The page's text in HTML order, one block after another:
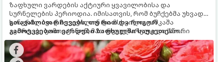
ზაფხული ვარდების აქტიური ყვავილობისა და
სურნელების პერიოდია. იმისათვის, რომ ბუჩქებმა უხვად,
ხანგრძლივად იყვავილონ და მსხვილი, კაშკაშა
კვირტები გამოიტანონ, მათ რეგულარული და სწორი
გამოკვება სჭირდებათ. ზაფხულის პერიოდში მცენარის
მოთხოვნილებები იცვლება, ამიტომ მნიშვნელოვანია
ვიცოდეთ, რომელი სასუქები გამოიყენება ამ დროს.
გთავაზობთ რჩევებს, თუ რით და როგორ
გამოვკვებოთ ვარდები ზაფხულში საუკეთესო
შედეგის მისაღწევად: